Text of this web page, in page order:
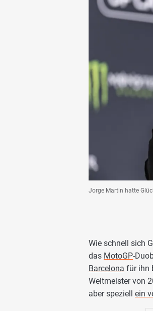
Jorge Martin hatte
Wie schnell sich
das MotoGP-
Barcelona für ihn
Weltmeister von
aber speziell ein